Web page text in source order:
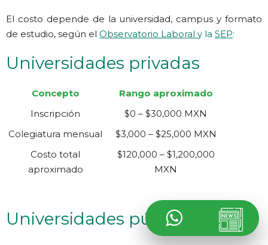
El costo depende de la universidad, campus y formato
de estudio, según el Observatorio Laboral y la SEP:
Universidades privadas
Concepto
Rango aproximado
Inscripción
$0 – $30,000 MXN
Colegiatura mensual
$3,000 – $25,000 MXN
Costo total
aproximado
$120,000 – $1,200,000
MXN
Universidades públicas